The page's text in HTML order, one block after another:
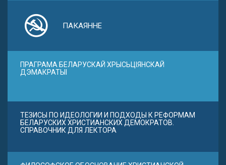
ПАКАЯННЕ
ПРАГРАМА БЕЛАРУСКАЙ ХРЫСЬЦІЯНСКАЙ
ДЭМАКРАТЫІ
ТЕЗИСЫ ПО ИДЕОЛОГИИ И ПОДХОДЫ К РЕФОРМАМ
БЕЛАРУСКИХ ХРИСТИАНСКИХ ДЕМОКРАТОВ.
СПРАВОЧНИК ДЛЯ ЛЕКТОРА